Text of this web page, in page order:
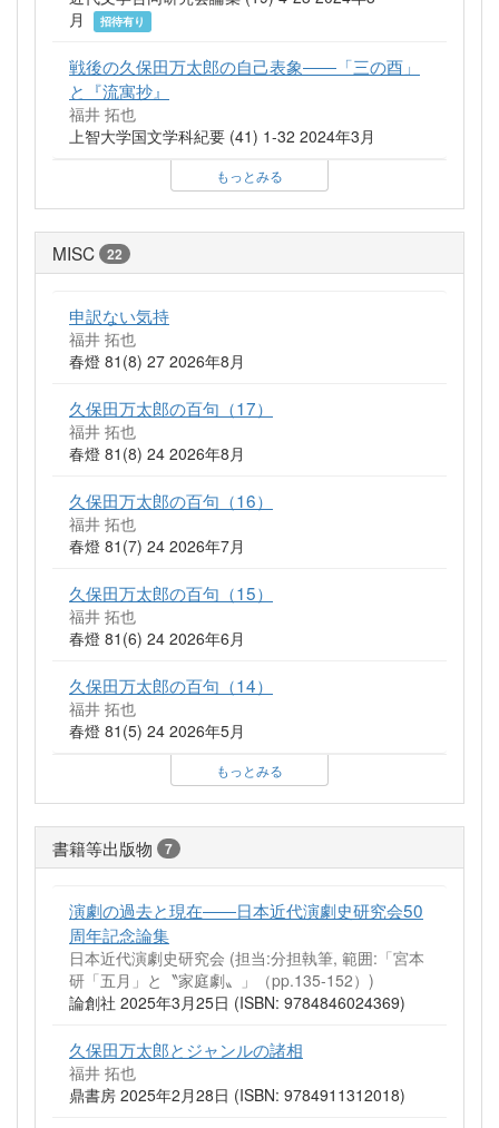
月
招待有り
戦後の久保田万太郎の自己表象――「三の酉」
と『流寓抄』
福井 拓也
上智大学国文学科紀要 (41) 1-32 2024年3月
もっとみる
MISC 22
申訳ない気持
福井 拓也
春燈 81(8) 27 2026年8月
久保田万太郎の百句（17）
福井 拓也
春燈 81(8) 24 2026年8月
久保田万太郎の百句（16）
福井 拓也
春燈 81(7) 24 2026年7月
久保田万太郎の百句（15）
福井 拓也
春燈 81(6) 24 2026年6月
久保田万太郎の百句（14）
福井 拓也
春燈 81(5) 24 2026年5月
もっとみる
書籍等出版物 7
演劇の過去と現在――日本近代演劇史研究会50
周年記念論集
日本近代演劇史研究会 (担当:分担執筆, 範囲:「宮本
研「五月」と〝家庭劇〟」（pp.135-152）)
論創社 2025年3月25日 (ISBN: 9784846024369)
久保田万太郎とジャンルの諸相
福井 拓也
鼎書房 2025年2月28日 (ISBN: 9784911312018)